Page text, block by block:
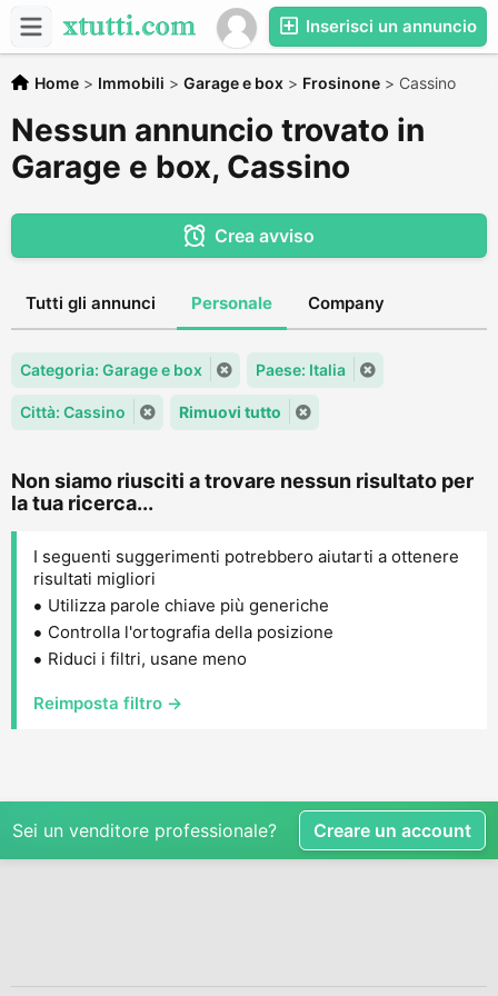
Inserisci un annuncio
Home > Immobili > Garage e box > Frosinone > Cassino
Nessun annuncio trovato in
Garage e box, Cassino
Crea avviso
Tutti gli annunci Personale Company
Categoria: Garage e box Paese: Italia
Città: Cassino Rimuovi tutto
Non siamo riusciti a trovare nessun risultato per
la tua ricerca...
I seguenti suggerimenti potrebbero aiutarti a ottenere
risultati migliori
Utilizza parole chiave più generiche
Controlla l'ortografia della posizione
Riduci i filtri, usane meno
Reimposta filtro →
Sei un venditore professionale? Creare un account